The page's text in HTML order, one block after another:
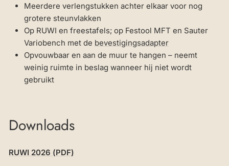
Meerdere verlengstukken achter elkaar voor nog
grotere steunvlakken
Op RUWI en freestafels; op Festool MFT en Sauter
Variobench met de bevestigingsadapter
Opvouwbaar en aan de muur te hangen – neemt
weinig ruimte in beslag wanneer hij niet wordt
gebruikt
Downloads
RUWI 2026 (PDF)